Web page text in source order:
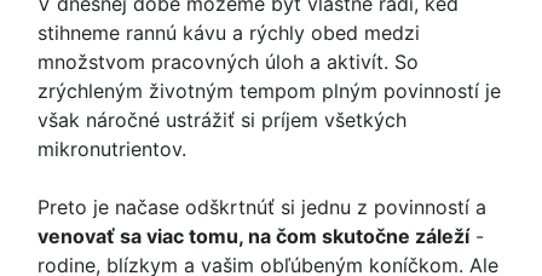
stihneme rannú kávu a rýchly obed medzi
množstvom pracovných úloh a aktivít. So
zrýchleným životným tempom plným povinností je
však náročné ustrážiť si príjem všetkých
mikronutrientov.
Preto je načase odškrtnúť si jednu z povinností a
venovať sa viac tomu, na čom skutočne záleží-
rodine, blízkym a vašim obľúbeným koníčkom. Ale